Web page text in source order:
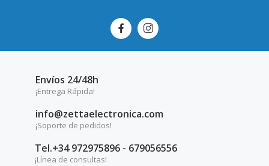
Envíos 24/48h
¡Entrega Rápida!
info@zettaelectronica.com
¡Soporte de pedidos!
Tel.+34 972975896 - 679056556
¡Línea de consultas!